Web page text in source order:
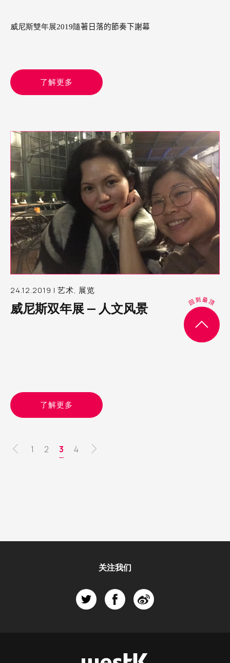
威尼斯雙年展2019隨著日落的節奏下謝幕
了解更多
24.12.2019 | 艺术, 展览
威尼斯双年展 — 人文风景
了解更多
分
页
1
页
2
当
前
3
页
4
关注我们